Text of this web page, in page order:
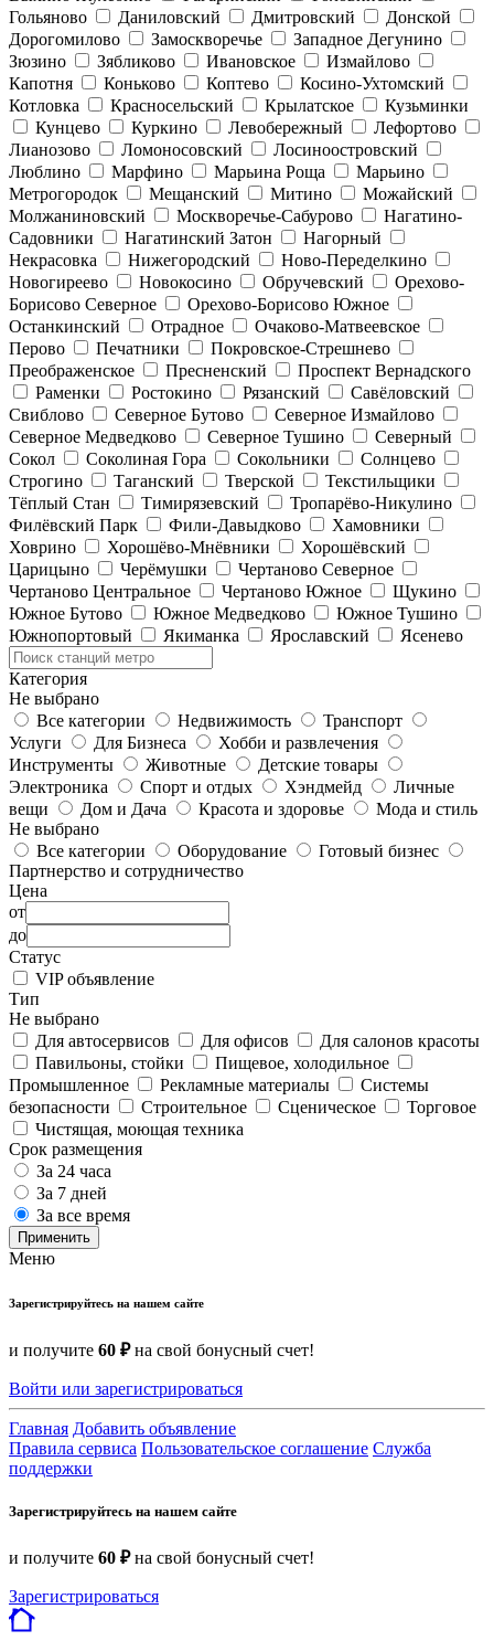
Гольяново
Даниловский Дмитровский
Донской
Дорогомилово
Замоскворечье
Западное Дегунино
Зюзино
Зябликово Ивановское
Измайлово
Капотня
Коньково Коптево
Косино-Ухтомский
Котловка
Красносельский Крылатское
Кузьминки
Кунцево
Куркино Левобережный
Лефортово
Лианозово
Ломоносовский
Лосиноостровский
Люблино
Марфино Марьина Роща
Марьино
Метрогородок
Мещанский Митино
Можайский
Молжаниновский
Москворечье-Сабурово
Нагатино-
Садовники
Нагатинский Затон
Нагорный
Некрасовка
Нижегородский
Ново-Переделкино
Новогиреево
Новокосино Обручевский
Орехово-
Борисово Северное
Орехово-Борисово Южное
Останкинский
Отрадное
Очаково-Матвеевское
Перово
Печатники
Покровское-Стрешнево
Преображенское
Пресненский
Проспект Вернадского
Раменки
Ростокино Рязанский
Савёловский
Свиблово
Северное Бутово
Северное Измайлово
Северное Медведково
Северное Тушино
Северный
Сокол
Соколиная Гора Сокольники
Солнцево
Строгино
Таганский Тверской
Текстильщики
Тёплый Стан
Тимирязевский
Тропарёво-Никулино
Филёвский Парк
Фили-Давыдково
Хамовники
Ховрино
Хорошёво-Мнёвники
Хорошёвский
Царицыно
Черёмушки
Чертаново Северное
Чертаново Центральное
Чертаново Южное
Щукино
Южное Бутово
Южное Медведково
Южное Тушино
Южнопортовый
Якиманка Ярославский Ясенево
Категория
Не выбрано
Все категории
Недвижимость
Транспорт
Услуги
Для Бизнеса
Хобби и развлечения
Инструменты
Животные
Детские товары
Электроника
Спорт и отдых Хэндмейд
Личные
вещи
Дом и Дача Красота и здоровье
Мода и стиль
Не выбрано
Все категории
Оборудование
Готовый бизнес
Партнерство и сотрудничество
Цена
от
до
Статус
VIP объявление
Тип
Не выбрано
Для автосервисов
Для офисов
Для салонов красоты
Павильоны, стойки
Пищевое, холодильное
Промышленное
Рекламные материалы
Системы
безопасности
Строительное Сценическое
Торговое
Чистящая, моющая техника
Срок размещения
За 24 часа
За 7 дней
За все время
Применить
Меню
Зарегистрируйтесь на нашем сайте
и получите 60 ₽на свой бонусный счет!
Войти или зарегистрироваться
Главная Добавить объявление
Правила сервиса Пользовательское соглашение Служба
поддержки
Зарегистрируйтесь на нашем сайте
и получите 60 ₽на свой бонусный счет!
Зарегистрироваться